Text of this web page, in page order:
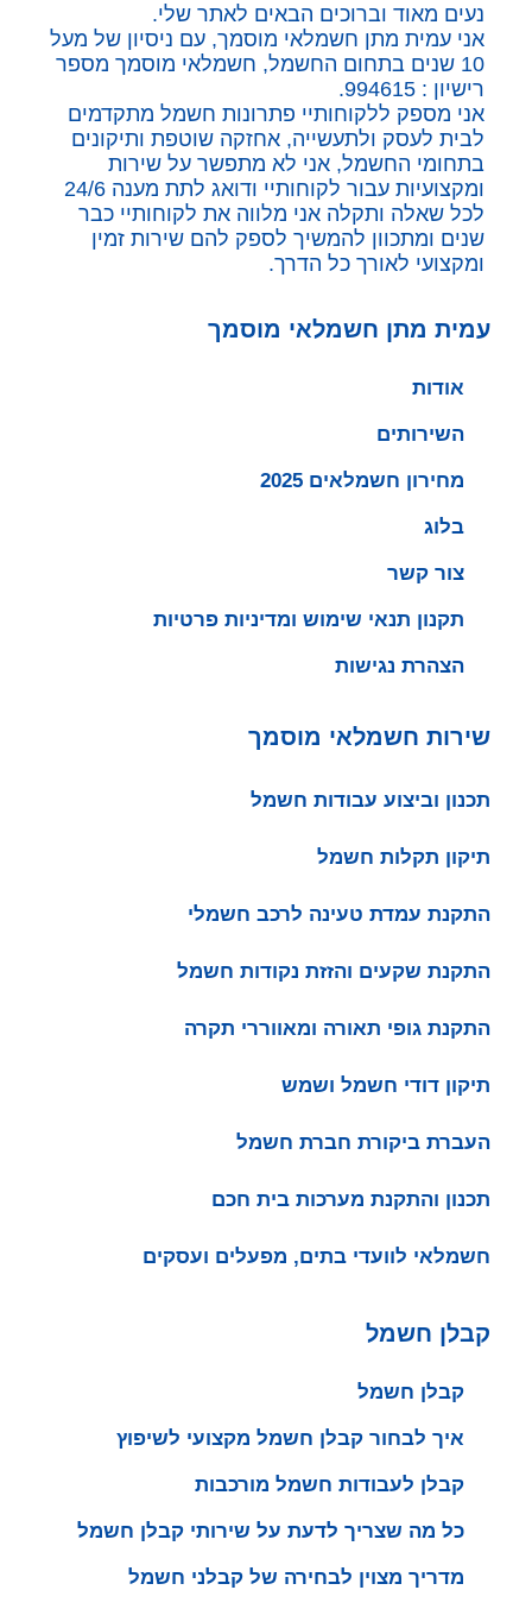
נעים מאוד וברוכים הבאים לאתר שלי.
אני עמית מתן חשמלאי מוסמך, עם ניסיון של מעל
10 שנים בתחום החשמל, חשמלאי מוסמך מספר
רישיון : 994615.
אני מספק ללקוחותיי פתרונות חשמל מתקדמים
לבית לעסק ולתעשייה, אחזקה שוטפת ותיקונים
בתחומי החשמל, אני לא מתפשר על שירות
ומקצועיות עבור לקוחותיי ודואג לתת מענה 24/6
לכל שאלה ותקלה אני מלווה את לקוחותיי כבר
שנים ומתכוון להמשיך לספק להם שירות זמין
ומקצועי לאורך כל הדרך.
עמית מתן חשמלאי מוסמך
אודות
השירותים
מחירון חשמלאים 2025
בלוג
צור קשר
תקנון תנאי שימוש ומדיניות פרטיות
הצהרת נגישות
שירות חשמלאי מוסמך
תכנון וביצוע עבודות חשמל
תיקון תקלות חשמל
התקנת עמדת טעינה לרכב חשמלי
התקנת שקעים והזזת נקודות חשמל
התקנת גופי תאורה ומאווררי תקרה
תיקון דודי חשמל ושמש
העברת ביקורת חברת חשמל
תכנון והתקנת מערכות בית חכם
חשמלאי לוועדי בתים, מפעלים ועסקים
קבלן חשמל
קבלן חשמל
איך לבחור קבלן חשמל מקצועי לשיפוץ
קבלן לעבודות חשמל מורכבות
כל מה שצריך לדעת על שירותי קבלן חשמל
מדריך מצוין לבחירה של קבלני חשמל